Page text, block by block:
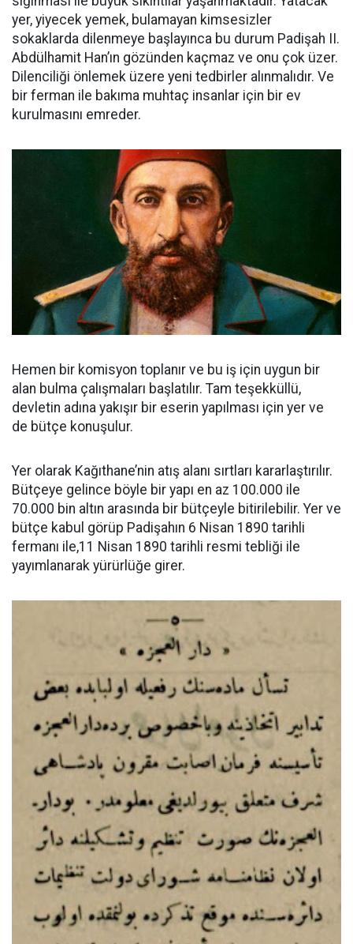
yer, yiyecek yemek, bulamayan kimsesizler
sokaklarda dilenmeye başlayınca bu durum Padişah II.
Abdülhamit Han’ın gözünden kaçmaz ve onu çok üzer.
Dilenciliği önlemek üzere yeni tedbirler alınmalıdır. Ve
bir ferman ile bakıma muhtaç insanlar için bir ev
kurulmasını emreder.
Hemen bir komisyon toplanır ve bu iş için uygun bir
alan bulma çalışmaları başlatılır. Tam teşekküllü,
devletin adına yakışır bir eserin yapılması için yer ve
de bütçe konuşulur.
Yer olarak Kağıthane’nin atış alanı sırtları kararlaştırılır.
Bütçeye gelince böyle bir yapı en az 100.000 ile
70.000 bin altın arasında bir bütçeyle bitirilebilir. Yer ve
bütçe kabul görüp Padişahın 6 Nisan 1890 tarihli
fermanı ile,11 Nisan 1890 tarihli resmi tebliği ile
yayımlanarak yürürlüğe girer.